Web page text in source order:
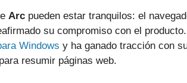
Arc pueden estar tranquilos: el
su compromiso con el
Windows y ha ganado tracción con
resumir páginas web.